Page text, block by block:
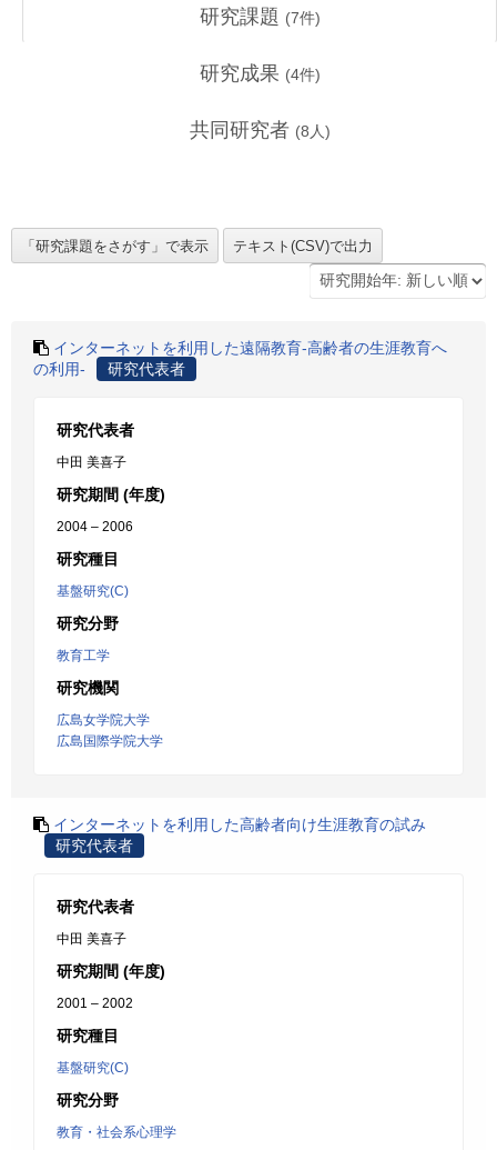
研究課題 (7件)
研究成果 (4件)
共同研究者 (8 人)
インターネットを利用した遠隔教育-高齢者の生涯教育へ
の利用-
研究代表者
研究代表者
中田 美喜子
研究期間 (年度)
2004 – 2006
研究種目
基盤研究(C)
研究分野
教育工学
研究機関
広島女学院大学
広島国際学院大学
インターネットを利用した高齢者向け生涯教育の試み
研究代表者
研究代表者
中田 美喜子
研究期間 (年度)
2001 – 2002
研究種目
基盤研究(C)
研究分野
教育・社会系心理学